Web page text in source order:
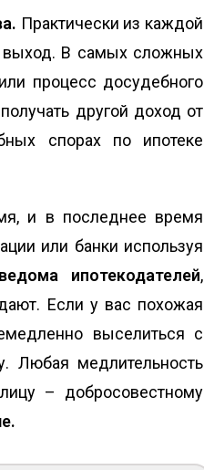
Практически из каждой
выход. В самых сложных
процесс досудебного
другой доход от
спорах по ипотеке
и в последнее время
или банки используя
ипотекодателей,
Если у вас похожая
выселиться с
Любая медлительность
– добросовестному